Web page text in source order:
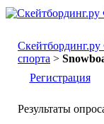
спорта >
Регистрация
Результаты